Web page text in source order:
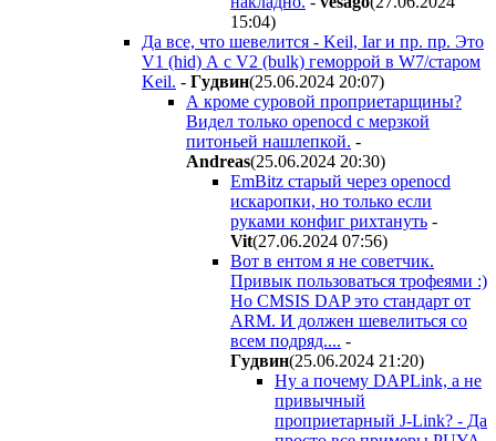
15:04)
Да все, что шевелится - Keil, Iar и пр. пр. Это
V1 (hid) А с V2 (bulk) геморрой в W7/старом
Keil. - Гyдвин(25.06.2024 20:07)
А кроме суровой проприетарщины?
Видел только openocd с мерзкой
питоньей нашлепкой. -
Andreas(25.06.2024 20:30)
EmBitz старый через openocd
искаропки, но только если
руками конфиг рихтануть -
Vit(27.06.2024 07:56)
Вот в ентом я не советчик.
Привык пользоваться трофеями :)
Но CMSIS DAP это стандарт от
ARM. И должен шевелиться со
всем подряд.... -
Гyдвин(25.06.2024 21:20)
Ну а почему DAPLink, а не
привычный
проприетарный J-Link? - Да